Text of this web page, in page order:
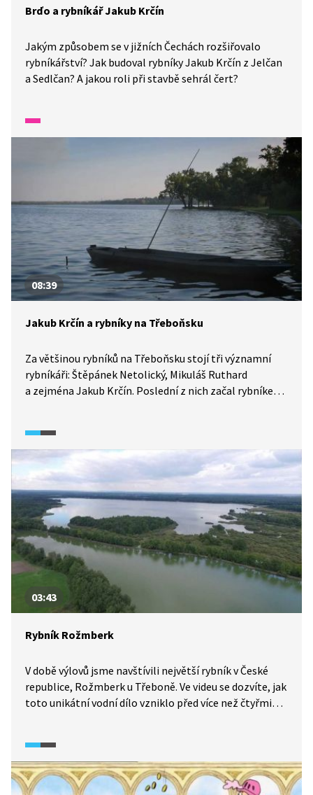
Brďo a rybníkář Jakub Krčín
Jakým způsobem se v jižních Čechách rozšiřovalo
rybníkářství? Jak budoval rybníky Jakub Krčín z Jelčan
a Sedlčan? A jakou roli při stavbě sehrál čert?
08:39
Jakub Krčín a rybníky na Třeboňsku
Za většinou rybníků na Třeboňsku stojí tři významní
rybníkáři: Štěpánek Netolický, Mikuláš Ruthard
a zejména Jakub Krčín. Poslední z nich začal rybníkem,
vybudované Netolickým. Krčín vybudoval i největší
rybník u nás k oslavě majitelů třeboňského panství,
rybník Rožmberk. Ten neměl ve své době na světě
obdob. Od konce 16. století se několikrát osvědčil např.
při zadržení povodňových vln. Podívejte se nejen
na stavbu rybníků, ale i na jejich výlov.
03:43
Rybník Rožmberk
V době výlovů jsme navštívili největší rybník v České
republice, Rožmberk u Třeboně. Ve videu se dozvíte, jak
toto unikátní vodní dílo vzniklo před více než čtyřmi
na výlety v okolí.